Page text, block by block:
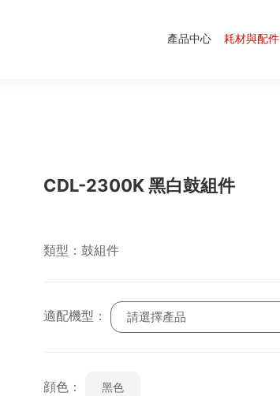
產品中心 耗材與配件
CDL-2300K 黑白鼓組件
類型：鼓組件
適配機型： 請選擇產品
顔色： 黑色